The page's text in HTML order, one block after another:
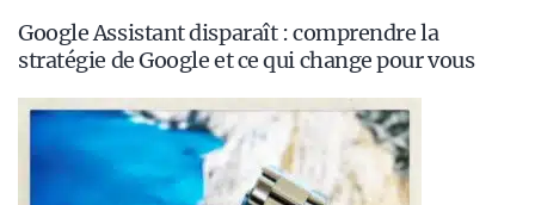
Google Assistant disparaît : comprendre la
stratégie de Google et ce qui change pour vous